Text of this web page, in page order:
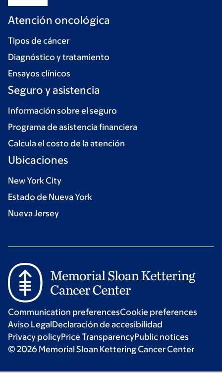
Atención oncológica
Tipos de cáncer
Diagnóstico y tratamiento
Ensayos clínicos
Seguro y asistencia
Información sobre el seguro
Programa de asistencia financiera
Calcula el costo de la atención
Ubicaciones
New York City
Estado de Nueva York
Nueva Jersey
Communication preferencesCookie preferences
Aviso LegalDeclaración de accesibilidad
Privacy policyPrice TransparencyPublic notices
© 2026 Memorial Sloan Kettering Cancer Center